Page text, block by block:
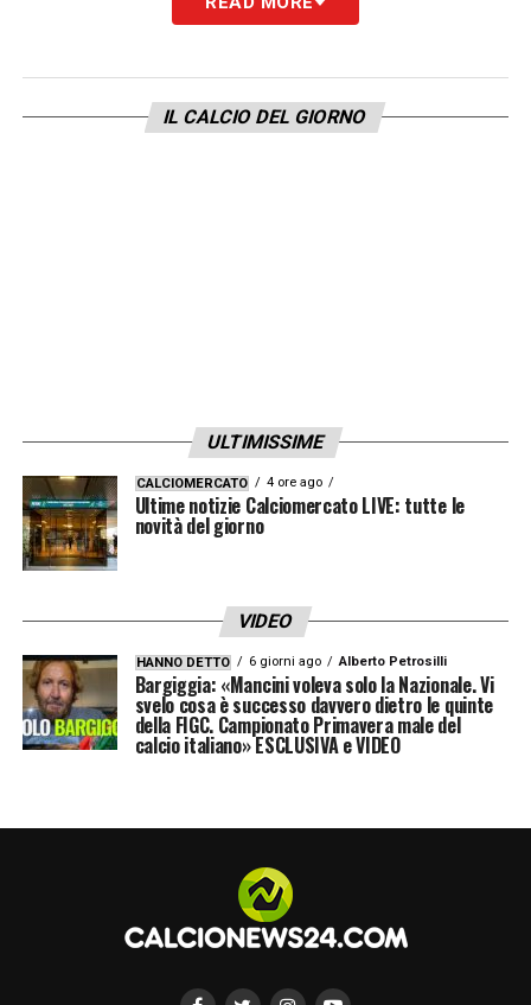
Sadilekporta avanti laRepubblica Ceca. Il
centrocampista delloSlavia Praga
Mokoena, che spiazza il portiere e
realizza il gol dell’1-1.
Repubblica Ceca Sudafrica, falli e
cartellini
Dal punto di vista disciplinare, la gara è
rimasta sotto controllo. LaRepubblica Ceca
ha commesso12 falli, mentre ilSudafricane
ha totalizzati10. Nel computo dei cartellini,
Pensosi è concentrata
soprattutto sull’episodio del rigore, scelta
decisiva ai fini del risultato finale.
IL CALCIO DEL GIORNO
ULTIMISSIME
CALCIOMERCATO 4 ore ago
Ultime notizie Calciomercato LIVE: tutte le
novità del giorno
VIDEO
HANNO DETTO 6 giorni ago Alberto Petrosilli
Bargiggia: «Mancini voleva solo la Nazionale. Vi
svelo cosa è successo davvero dietro le quinte
della FIGC. Campionato Primavera male del
calcio italiano» ESCLUSIVA e VIDEO